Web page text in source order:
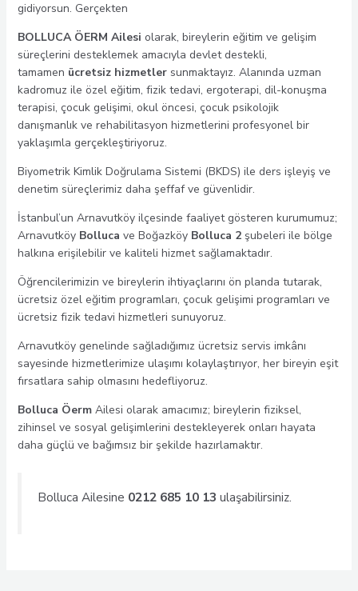
gidiyorsun. Gerçekten
BOLLUCA ÖERM Ailesi olarak, bireylerin eğitim ve gelişim
süreçlerini desteklemek amacıyla devlet destekli,
tamamen ücretsiz hizmetlersunmaktayız. Alanında uzman
kadromuz ile özel eğitim, fizik tedavi, ergoterapi, dil-konuşma
terapisi, çocuk gelişimi, okul öncesi, çocuk psikolojik
danışmanlık ve rehabilitasyon hizmetlerini profesyonel bir
yaklaşımla gerçekleştiriyoruz.
Biyometrik Kimlik Doğrulama Sistemi (BKDS) ile ders işleyiş ve
denetim süreçlerimiz daha şeffaf ve güvenlidir.
İstanbul’un Arnavutköy ilçesinde faaliyet gösteren kurumumuz;
Arnavutköy Bolluca ve Boğazköy Bolluca 2şubeleri ile bölge
halkına erişilebilir ve kaliteli hizmet sağlamaktadır.
Öğrencilerimizin ve bireylerin ihtiyaçlarını ön planda tutarak,
ücretsiz özel eğitim programları, çocuk gelişimi programları ve
ücretsiz fizik tedavi hizmetleri sunuyoruz.
Arnavutköy genelinde sağladığımız ücretsiz servis imkânı
sayesinde hizmetlerimize ulaşımı kolaylaştırıyor, her bireyin eşit
fırsatlara sahip olmasını hedefliyoruz.
Bolluca Öerm Ailesi olarak amacımız; bireylerin fiziksel,
zihinsel ve sosyal gelişimlerini destekleyerek onları hayata
daha güçlü ve bağımsız bir şekilde hazırlamaktır.
Bolluca Ailesine 0212 685 10 13 ulaşabilirsiniz.